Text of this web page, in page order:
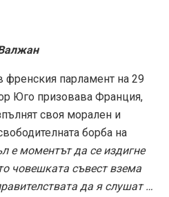
френския парламент на 29
Юго призовава Франция,
своя морален и
борба на
е моментът да се издигне
човешката съвест взема
да я слушат …